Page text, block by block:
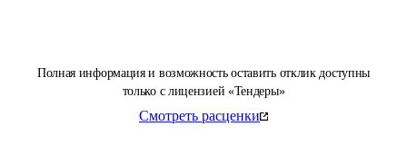
Полная информация и возможность оставить отклик доступны
только с лицензией «Тендеры»
Смотреть расценки